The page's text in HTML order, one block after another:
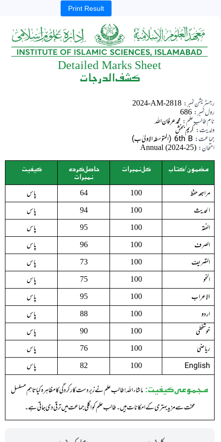
Print Result
Detailed Marks Sheet
کشف الدرجات
رجسٹریشن نمبر: 2024-AM-2818
رول نمبر: 686
نام طالب علم: محمد عرفان اللہ
ولدیت: کریم بخش
جماعت: 6th B (المتوسطہ الاولیٰ ب)
امتحان: Annual (2024-25)
مضمون/کتاب کل نمبرات حاصل کردہ
نمبرات
کیفیت
مراجعہ حفظ 100
64
پاس
الحدیث
100
94
پاس
الفقہ
100
95
پاس
الصرف
100
96
پاس
التصریف
100
73
پاس
النحو
100
75
پاس
الاعراب
100
95
پاس
اردو
100
88
پاس
خوشخطی
100
90
پاس
ریاضی
100
76
پاس
English
100
82 پاس
مجموعی کیفیت: ماشاء اللہ ! طالب علم نے زبردست کارکردگی کا مظاہرہ کیا تاہم مسلسل
محنت سے مزید بہتری کے امکانات ہیں ۔ طالب علم کو اگلی جماعت میں ترقی دی جاتی ہے ۔